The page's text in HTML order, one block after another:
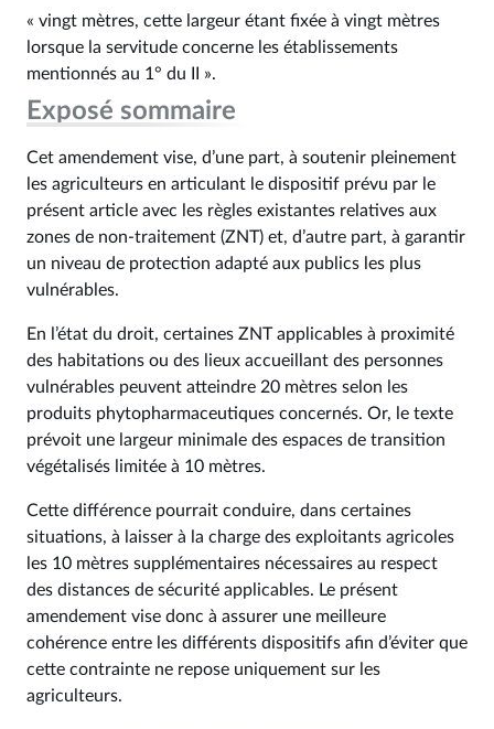
« vingt mètres, cette largeur étant fixée à vingt mètres
lorsque la servitude concerne les établissements
mentionnés au 1° du II ».
Exposé sommaire
Cet amendement vise, d’une part, à soutenir pleinement
les agriculteurs en articulant le dispositif prévu par le
présent article avec les règles existantes relatives aux
zones de non-traitement (ZNT) et, d’autre part, à garantir
un niveau de protection adapté aux publics les plus
vulnérables.
En l’état du droit, certaines ZNT applicables à proximité
des habitations ou des lieux accueillant des personnes
vulnérables peuvent atteindre 20 mètres selon les
produits phytopharmaceutiques concernés. Or, le texte
prévoit une largeur minimale des espaces de transition
végétalisés limitée à 10 mètres.
Cette différence pourrait conduire, dans certaines
situations, à laisser à la charge des exploitants agricoles
les 10 mètres supplémentaires nécessaires au respect
des distances de sécurité applicables. Le présent
amendement vise donc à assurer une meilleure
cohérence entre les différents dispositifs afin d’éviter que
cette contrainte ne repose uniquement sur les
agriculteurs.